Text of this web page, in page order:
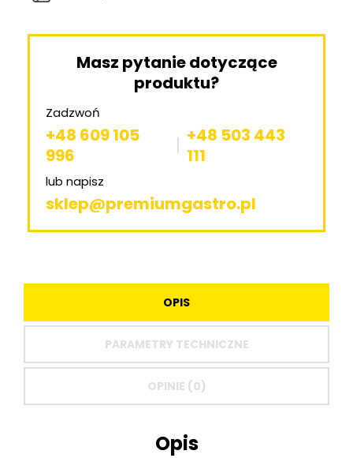
Masz pytanie dotyczące
produktu?
Zadzwoń
+48 609 105
996
+48 503 443
111
lub napisz
sklep@premiumgastro.pl
OPIS
PARAMETRY TECHNICZNE
OPINIE (0)
Opis